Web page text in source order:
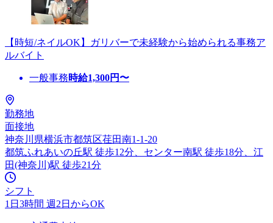
【時短/ネイルOK】ガリバーで未経験から始められる事務ア
ルバイト
一般事務時給1,300円〜
勤務地
面接地
神奈川県横浜市都筑区荏田南1-1-20
都筑ふれあいの丘駅 徒歩12分、センター南駅 徒歩18分、江
田(神奈川)駅 徒歩21分
シフト
1日3時間 週2日からOK